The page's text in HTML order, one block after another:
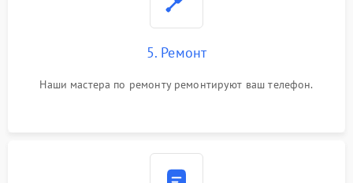
5. Ремонт
Наши мастера по ремонту ремонтируют ваш телефон.